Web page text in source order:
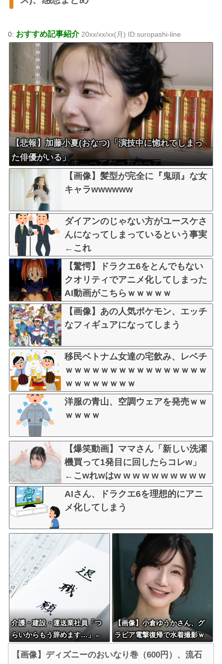
0: おすすめ記事紹介20xx/xx/xx(月) ID:suropashi-line
【悲報】加藤小夏(おなつ)「演技中に惚れてしまっ
た俳優がいる」
【画像】髪型が完全に『鬼頭』な女
キャラwwwwww
ダイアンのじゃない方がユースケさ
んになってしまっているという事実
←これ
【驚愕】ドラクエ6をとんでもない
クオリティでアニメ化してしまった
AI動画がこちらｗｗｗｗｗ
【画像】あの人気ポケモン、エッチ
なフィギュアになってしまう
移民ベトナム女達の宅飲み、レベチ
ｗｗｗｗｗｗｗｗｗｗｗｗｗｗｗｗ
ｗｗｗｗｗｗｗｗ
洋服の青山、空調ウェアを発売ｗｗ
ｗｗｗｗ
【爆笑動画】ママさん「新しい洗濯
機買って1発目に回したらコレw」
←こwれwはw w w w w w w w w w
AIさん、ドラクエ6を理想的にアニ
メ化してしまう
介護・建設・運送業社員「つ
らいからもう辞めます…」←
が5年連続増加WWWWWWW
【画像】小倉ゆうかさん、グ
ラビア電撃復帰で水着撮影ｗ
【画像】ディズニーのおいなり巻（600円）、流石